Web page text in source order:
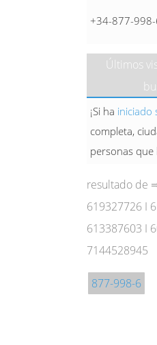
+34-877-
Últimos
¡Si ha iniciado
completa,
personas
resultado de
619327726 I
613387603 I
7144528945
877-998-6